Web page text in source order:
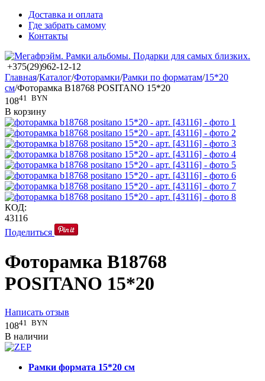
Доставка и оплата
Где забрать самому
Контакты
+375(29)962-12-12
Главная/Каталог/Фоторамки/Рамки по форматам/15*20
см/Фоторамка B18768 POSITANO 15*20
10841 BYN
В корзину
КОД:
43116
Поделиться
Фоторамка B18768
POSITANO 15*20
Написать отзыв
10841 BYN
В наличии
Рамки формата 15*20 см